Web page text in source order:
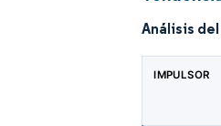
Análisis
IMPULSOR